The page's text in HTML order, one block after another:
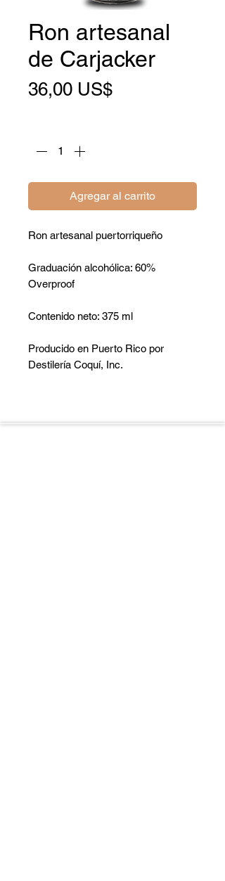
Ron artesanal
de Carjacker
36,00 US$Precio
Agregar al carrito
Ron artesanal puertorriqueño
Graduación alcohólica: 60%
Overproof
Contenido neto: 375 ml
Producido en Puerto Rico por
Destilería Coquí, Inc.